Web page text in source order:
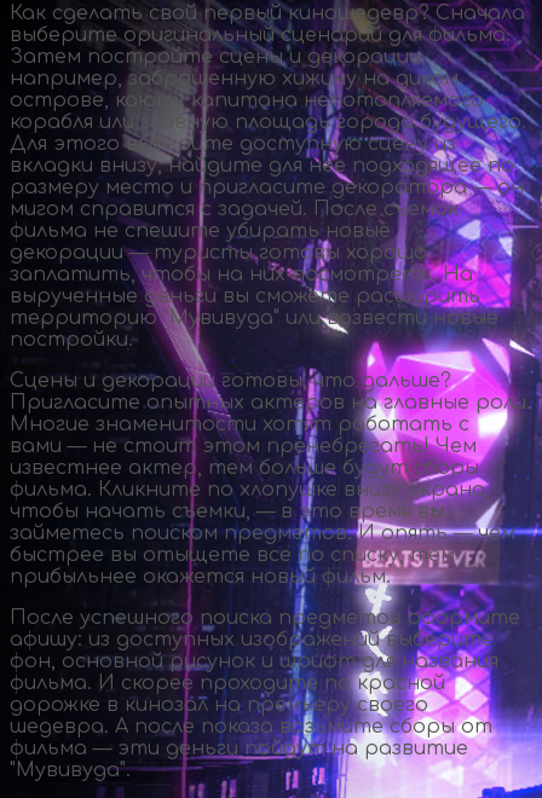
Как сделать свой первый киношедевр? Сначала
выберите оригинальный сценарий для фильма.
Затем постройте сцены и декорации,
например, заброшенную хижину на диком
острове, каюту капитана непотопляемого
корабля или главную площадь города будущего.
Для этого выберите доступную сцену из
вкладки внизу, найдите для нее подходящее по
размеру место и пригласите декоратора — он
мигом справится с задачей. После съемок
фильма не спешите убирать новые
декорации — туристы готовы хорошо
заплатить, чтобы на них посмотреть. На
вырученные деньги вы сможете расширить
территорию "Мувивуда" или возвести новые
постройки.
Сцены и декорации готовы, что дальше?
Пригласите опытных актеров на главные роли.
Многие знаменитости хотят работать с
вами — не стоит этом пренебрегать! Чем
известнее актер, тем больше будут сборы
фильма. Кликните по хлопушке внизу экрана,
чтобы начать съемки, — в это время вы
займетесь поиском предметов. И опять — чем
быстрее вы отыщете все по списку, тем
прибыльнее окажется новый фильм.
После успешного поиска предметов оформите
афишу: из доступных изображений выберите
фон, основной рисунок и шрифт для названия
фильма. И скорее проходите по красной
дорожке в кинозал на премьеру своего
шедевра. А после показа возьмите сборы от
фильма — эти деньги пойдут на развитие
"Мувивуда".